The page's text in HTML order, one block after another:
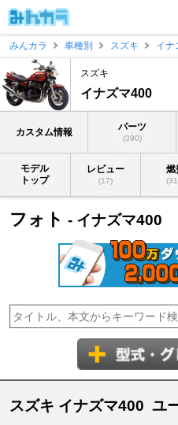
みんカラ
車種別 スズキ イナ
スズキ
イナズマ400
カスタム情報 パーツ
(390)
モデル
トップ
レビュー
(17)
燃
フォト - イナズマ400
スズキ イナズマ400 ユ